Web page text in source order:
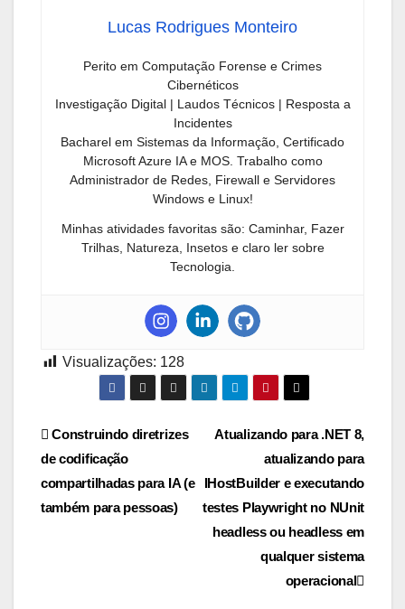
Lucas Rodrigues Monteiro
Perito em Computação Forense e Crimes
Cibernéticos
Investigação Digital | Laudos Técnicos | Resposta a
Incidentes
Bacharel em Sistemas da Informação, Certificado
Microsoft Azure IA e MOS. Trabalho como
Administrador de Redes, Firewall e Servidores
Windows e Linux!
Minhas atividades favoritas são: Caminhar, Fazer
Trilhas, Natureza, Insetos e claro ler sobre
Tecnologia.
Visualizações: 128
Navegação
de
Post
Atualizando para .NET 8,
atualizando para
IHostBuilder e executando
testes Playwright no NUnit
headless ou headless em
qualquer sistema
operacional
Construindo diretrizes
de codificação
compartilhadas para IA (e
também para pessoas)